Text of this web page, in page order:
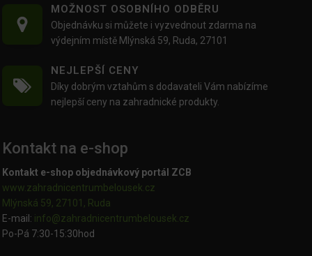
MOŽNOST OSOBNÍHO ODBĚRU
Objednávku si můžete i vyzvednout zdarma na
výdejním místě Mlýnská 59, Ruda, 27101
NEJLEPŠÍ CENY
Díky dobrým vztahům s dodavateli Vám nabízíme
nejlepší ceny na zahradnické produkty.
Kontakt na e-shop
Kontakt e-shop objednávkový portál ZCB
www.zahradnicentrumbelousek.cz
Mlýnská 59, 27101, Ruda
E-mail: info@zahradnicentrumbelousek.cz
Po-Pá 7:30-15:30hod